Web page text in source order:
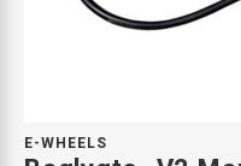
E-WHEELS